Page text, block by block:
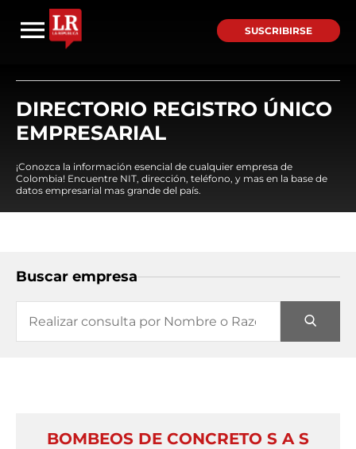
SUSCRIBIRSE
DIRECTORIO REGISTRO ÚNICO
EMPRESARIAL
¡Conozca la información esencial de cualquier empresa de
Colombia! Encuentre NIT, dirección, teléfono, y mas en la base de
datos empresarial mas grande del país.
Buscar empresa
BOMBEOS DE CONCRETO S A S